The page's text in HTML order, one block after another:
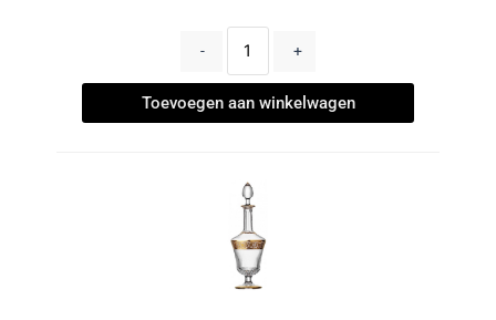
- +
Toevoegen aan winkelwagen